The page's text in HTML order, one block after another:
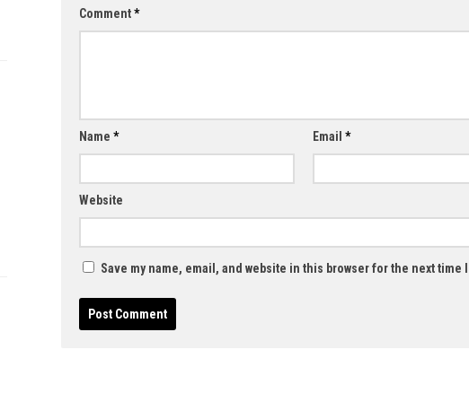
Comment*
Name * Email *
Website
Save my name, email, and website in this browser for the next time